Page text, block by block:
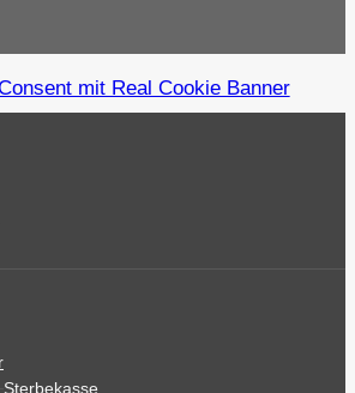
mit Real Cookie Banner